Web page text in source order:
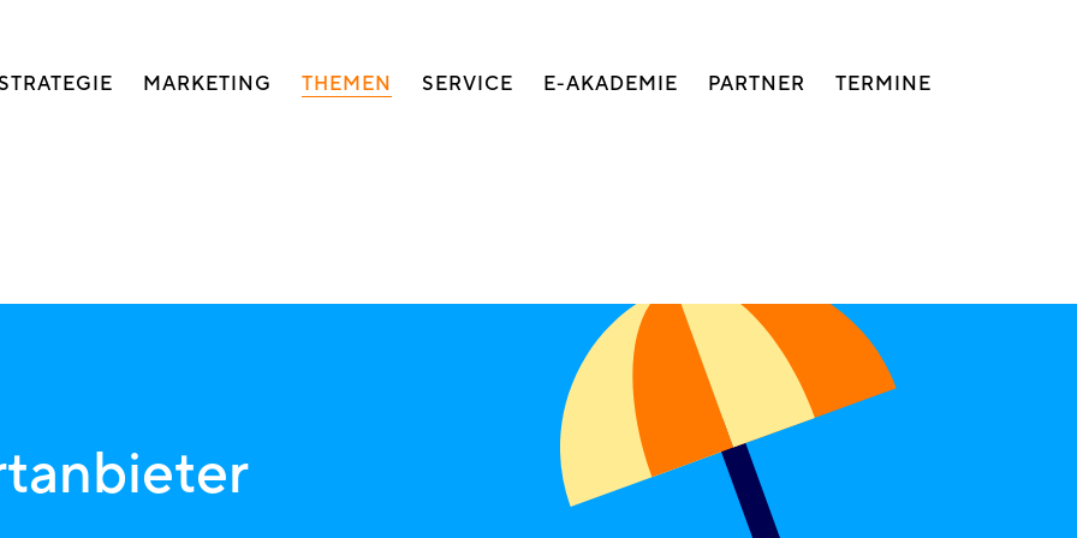
Hauptnavigation
STRATEGIE MARKETING THEMEN SERVICE E-AKADEMIE PARTNER TERMINE